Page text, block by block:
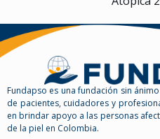
Fundapso es una fundación sin
de pacientes, cuidadores y
en brindar apoyo a las personas
de la piel en Colombia.